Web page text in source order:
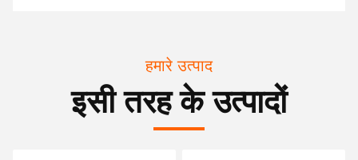
हमारे उत्पाद
इसी तरह के उत्पादों